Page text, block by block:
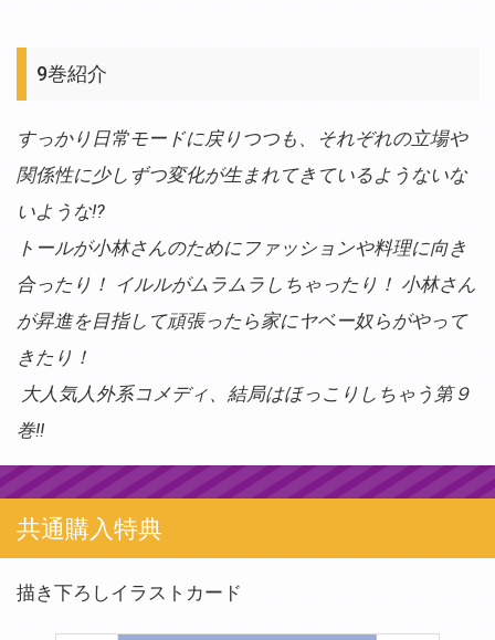
9巻紹介
すっかり日常モードに戻りつつも、それぞれの立場や
関係性に少しずつ変化が生まれてきているようないな
いような!?
トールが小林さんのためにファッションや料理に向き
合ったり！ イルルがムラムラしちゃったり！ 小林さん
が昇進を目指して頑張ったら家にヤベー奴らがやって
きたり！
大人気人外系コメディ、結局はほっこりしちゃう第９
巻!!
共通購入特典
描き下ろしイラストカード